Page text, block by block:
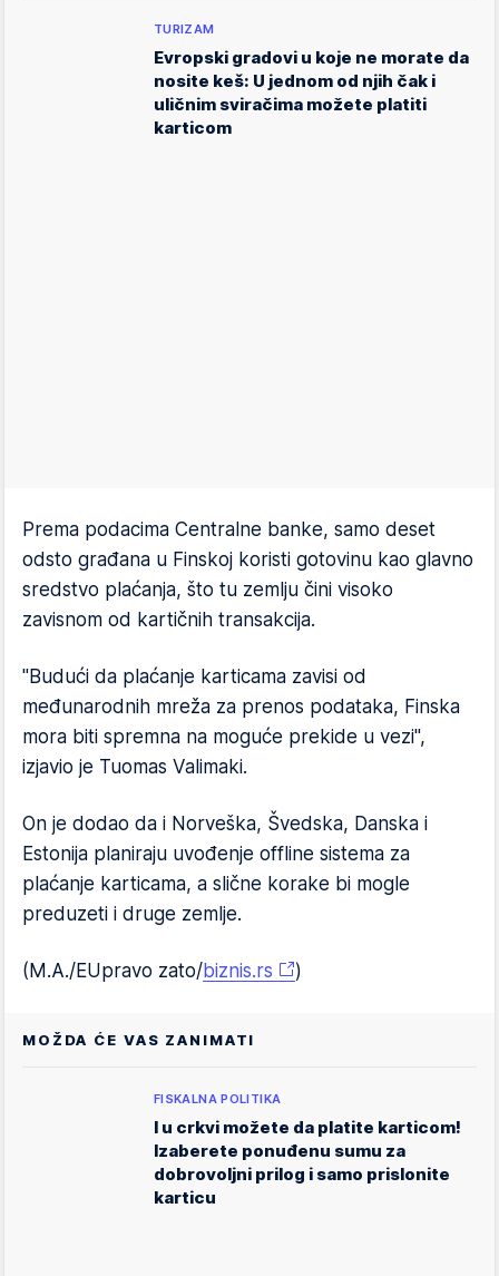
TURIZAM
Evropski gradovi u koje ne morate da
nosite keš: U jednom od njih čak i
uličnim sviračima možete platiti
karticom
Prema podacima Centralne banke, samo deset
odsto građana u Finskoj koristi gotovinu kao glavno
sredstvo plaćanja, što tu zemlju čini visoko
zavisnom od kartičnih transakcija.
"Budući da plaćanje karticama zavisi od
međunarodnih mreža za prenos podataka, Finska
mora biti spremna na moguće prekide u vezi",
izjavio je Tuomas Valimaki.
On je dodao da i Norveška, Švedska, Danska i
Estonija planiraju uvođenje offline sistema za
plaćanje karticama, a slične korake bi mogle
preduzeti i druge zemlje.
(M.A./EUpravo zato/biznis.rs )
MOŽDA ĆE VAS ZANIMATI
FISKALNA POLITIKA
I u crkvi možete da platite karticom!
Izaberete ponuđenu sumu za
dobrovoljni prilog i samo prislonite
karticu